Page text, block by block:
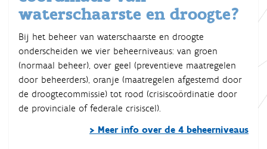
waterschaarste en droogte?
Bij het beheer van waterschaarste en droogte
onderscheiden we vier beheerniveaus: van groen
(normaal beheer), over geel (preventieve maatregelen
door beheerders), oranje (maatregelen afgestemd door
de droogtecommissie) tot rood (crisiscoördinatie door
de provinciale of federale crisiscel).
> Meer info over de 4 beheerniveaus